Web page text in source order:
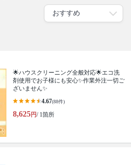
🌟ハウスクリーニング全般対応🌟エコ洗
剤使用でお子様にも安心✨作業外注一切ご
ざいません✨
4.67(88件)
8,625円/ 1箇所